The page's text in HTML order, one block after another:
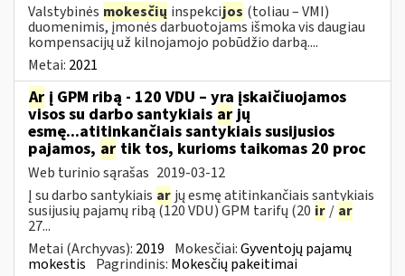
Valstybinės mokesčių inspekcijos (toliau – VMI)
duomenimis, įmonės darbuotojams išmoka vis daugiau
kompensacijų už kilnojamojo pobūdžio darbą....
Metai: 2021
Ar į GPM ribą - 120 VDU – yra įskaičiuojamos
visos su darbo santykiais arjų
esmę...atitinkančiais santykiais susijusios
pajamos, ar tik tos, kurioms taikomas 20 proc
Web turinio sąrašas 2019-03-12
Į su darbo santykiais ar jų esmę atitinkančiais santykiais
susijusių pajamų ribą (120 VDU) GPM tarifų (20 ir / ar
27...
Metai (Archyvas): 2019 Mokesčiai:Gyventojų pajamų
mokestis Pagrindinis: Mokesčių pakeitimai